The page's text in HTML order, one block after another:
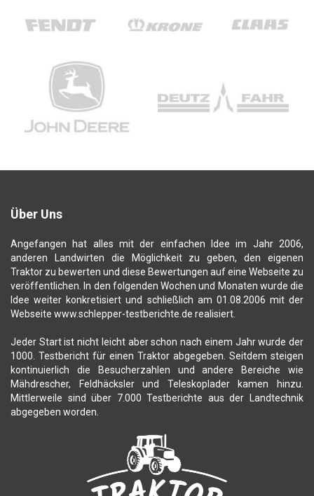
Über Uns
Angefangen hat alles mit der einfachen Idee im Jahr 2006,
anderen Landwirten die Möglichkeit zu geben, den eigenen
Traktor zu bewerten und diese Bewertungen auf eine Webseite zu
veröffentlichen. In den folgenden Wochen und Monaten wurde die
Idee weiter konkretisiert und schließlich am 01.08.2006 mit der
Webseite www.schlepper-testberichte.de realisiert.
Jeder Start ist nicht leicht aber schon nach einem Jahr wurde der
1000. Testbericht für einen Traktor abgegeben. Seitdem steigen
kontinuierlich die Besucherzahlen und andere Bereiche wie
Mähdrescher, Feldhäcksler und Teleskoplader kamen hinzu.
Mittlerweile sind über 7.000 Testberichte aus der Landtechnik
abgegeben worden.